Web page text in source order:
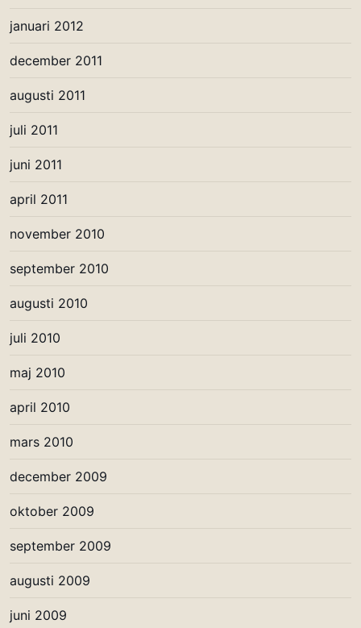
januari 2012
december 2011
augusti 2011
juli 2011
juni 2011
april 2011
november 2010
september 2010
augusti 2010
juli 2010
maj 2010
april 2010
mars 2010
december 2009
oktober 2009
september 2009
augusti 2009
juni 2009